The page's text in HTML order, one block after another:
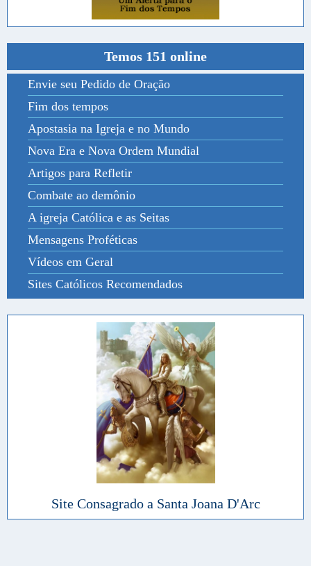
Temos 151 online
Envie seu Pedido de Oração
Fim dos tempos
Apostasia na Igreja e no Mundo
Nova Era e Nova Ordem Mundial
Artigos para Refletir
Combate ao demônio
A igreja Católica e as Seitas
Mensagens Proféticas
Vídeos em Geral
Sites Católicos Recomendados
Site Consagrado a Santa Joana D'Arc